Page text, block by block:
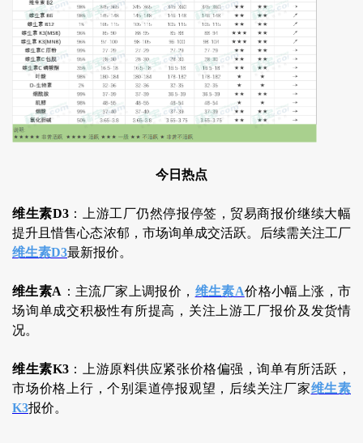
今日热点
维生素D3：上游工厂仍然停报停签，贸易商报价继续大幅
提升且惜售心态浓郁，市场询单成交活跃。后续需关注工厂
维生素D3最新报价。
维生素A ：主流厂家上调报价， 维生素A价格小幅上涨，市
场询单成交积极性有所提高，关注上游工厂报价及发货情
况。
维生素K3：上游原料供应紧张价格偏强，询单有所活跃，
市场价格上行，个别渠道停报观望，后续关注厂家维生素
K3报价。